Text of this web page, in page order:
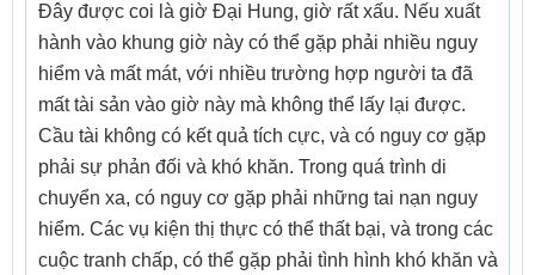
Đây được coi là giờ Đại Hung, giờ rất xấu. Nếu xuất
hành vào khung giờ này có thể gặp phải nhiều nguy
hiểm và mất mát, với nhiều trường hợp người ta đã
mất tài sản vào giờ này mà không thể lấy lại được.
Cầu tài không có kết quả tích cực, và có nguy cơ gặp
phải sự phản đối và khó khăn. Trong quá trình di
chuyển xa, có nguy cơ gặp phải những tai nạn nguy
hiểm. Các vụ kiện thị thực có thể thất bại, và trong các
cuộc tranh chấp, có thể gặp phải tình hình khó khăn và